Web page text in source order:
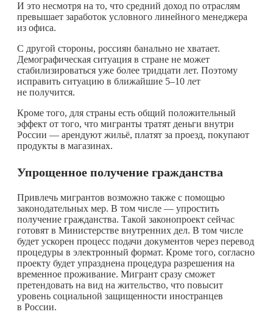
И это несмотря на то, что средний доход по отраслям
превышает заработок условного линейного менеджера
из офиса.
С другой стороны, россиян банально не хватает.
Демографическая ситуация в стране не может
стабилизироваться уже более тридцати лет. Поэтому
исправить ситуацию в ближайшие 5–10 лет
не получится.
Кроме того, для страны есть общий положительный
эффект от того, что мигранты тратят деньги внутри
России — арендуют жильё, платят за проезд, покупают
продукты в магазинах.
Упрощенное получение гражданства
Привлечь мигрантов возможно также с помощью
законодательных мер. В том числе — упростить
получение гражданства. Такой законопроект сейчас
готовят в Министерстве внутренних дел. В том числе
будет ускорен процесс подачи документов через перевод
процедуры в электронный формат. Кроме того, согласно
проекту будет упразднена процедура разрешения на
временное проживание. Мигрант сразу сможет
претендовать на вид на жительство, что повысит
уровень социальной защищенности иностранцев
в России.